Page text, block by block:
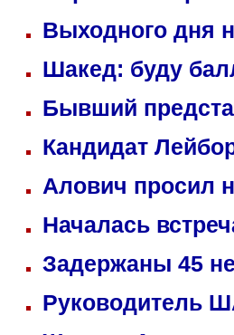
Выходного дня
Шакед: буду
Бывший
Кандидат
Алович просил
Началась
Задержаны 45
Руководитель